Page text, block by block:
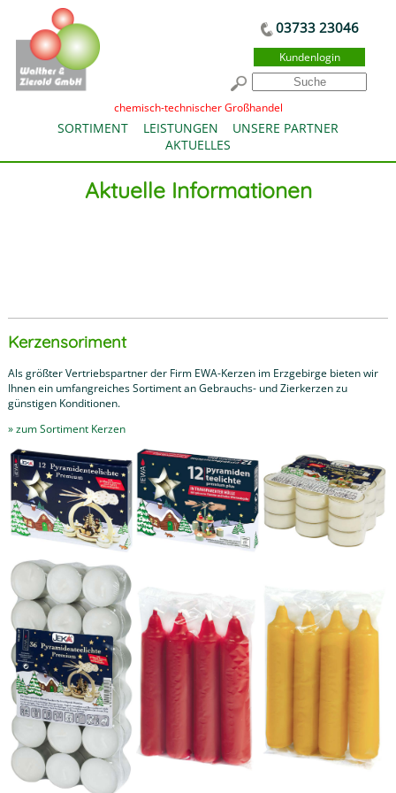
03733 23046
Kundenlogin
chemisch-technischer Großhandel
SORTIMENT LEISTUNGEN
UNSERE PARTNER
AKTUELLES
Aktuelle Informationen
Kerzensoriment
Als größter Vertriebspartner der Firm EWA-Kerzen im Erzgebirge bieten wir
Ihnen ein umfangreiches Sortiment an Gebrauchs- und Zierkerzen zu
günstigen Konditionen.
» zum Sortiment Kerzen